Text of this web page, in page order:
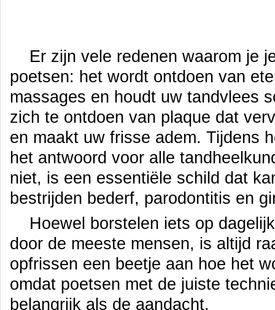
Er zijn vele redenen waarom je
poetsen: het wordt ontdoen van
massages en houdt uw tandvlees
zich te ontdoen van plaque dat
en maakt uw frisse adem. Tijdens
het antwoord voor alle
niet, is een essentiële schild dat
bestrijden bederf, parodontitis en
Hoewel borstelen iets op
door de meeste mensen, is altijd
opfrissen een beetje aan hoe het
omdat poetsen met de juiste
belangrijk als de aandacht.